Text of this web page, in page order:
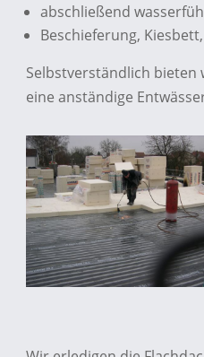
abschließend
Beschieferung,
Selbstverständlich
eine anständige